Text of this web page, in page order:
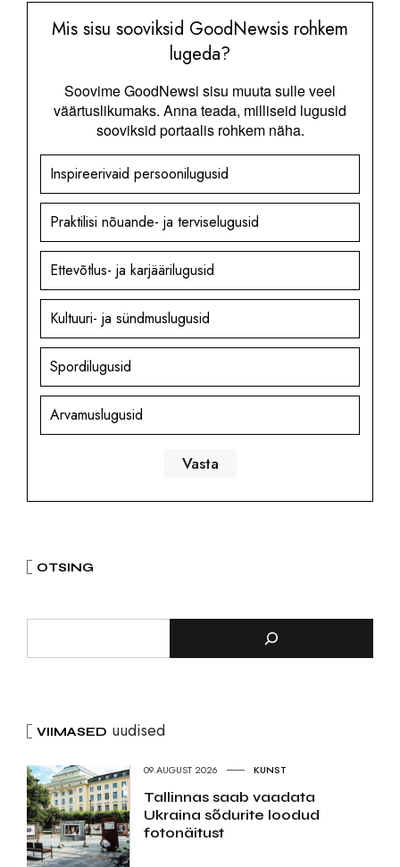
Mis sisu sooviksid GoodNewsis rohkem
lugeda?
Soovime GoodNewsi sisu muuta sulle veel
väärtuslikumaks. Anna teada, milliseid lugusid
sooviksid portaalis rohkem näha.
Inspireerivaid persoonilugusid
Praktilisi nõuande- ja terviselugusid
Ettevõtlus- ja karjäärilugusid
Kultuuri- ja sündmuslugusid
Spordilugusid
Arvamuslugusid
OTSING
VIIMASED uudised
09.AUGUST 2026 KUNST
Tallinnas saab vaadata
Ukraina sõdurite loodud
fotonäitust